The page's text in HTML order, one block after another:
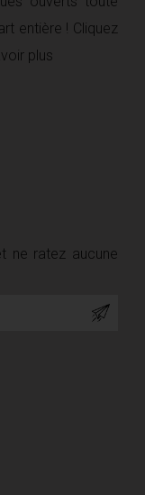
entière ! Cliquez
plus
ne ratez aucune